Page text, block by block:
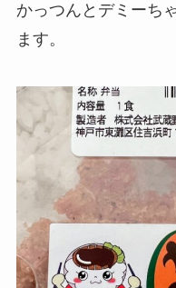
かっつんとデミーち
ます。